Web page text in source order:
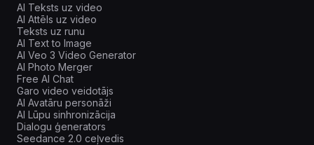
AI Teksts uz video
AI Attēls uz video
Teksts uz runu
AI Text to Image
AI Veo 3 Video Generator
AI Photo Merger
Free AI Chat
Garo video veidotājs
AI Avatāru personāži
AI Lūpu sinhronizācija
Dialogu ģenerators
Seedance 2.0 ceļvedis